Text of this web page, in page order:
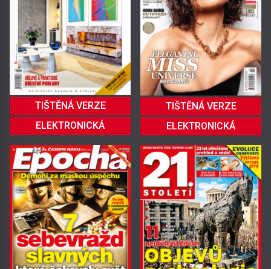
TIŠTĚNÁ VERZE
ELEKTRONICKÁ
TIŠTĚNÁ VERZE
ELEKTRONICKÁ